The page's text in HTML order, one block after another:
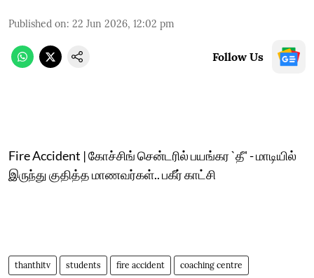
Published on: 22 Jun 2026, 12:02 pm
Follow Us
Fire Accident | கோச்சிங் சென்டரில் பயங்கர `தீ' - மாடியில்
இருந்து குதித்த மாணவர்கள்.. பகீர் காட்சி
thanthitv students fire accident coaching centre